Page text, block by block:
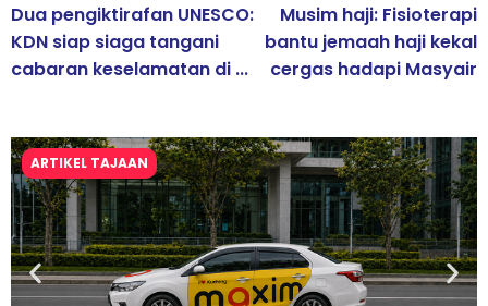
Dua pengiktirafan UNESCO:
KDN siap siaga tangani
cabaran keselamatan di ...
Musim haji: Fisioterapi
bantu jemaah haji kekal
cergas hadapi Masyair
ARTIKEL TAJAAN